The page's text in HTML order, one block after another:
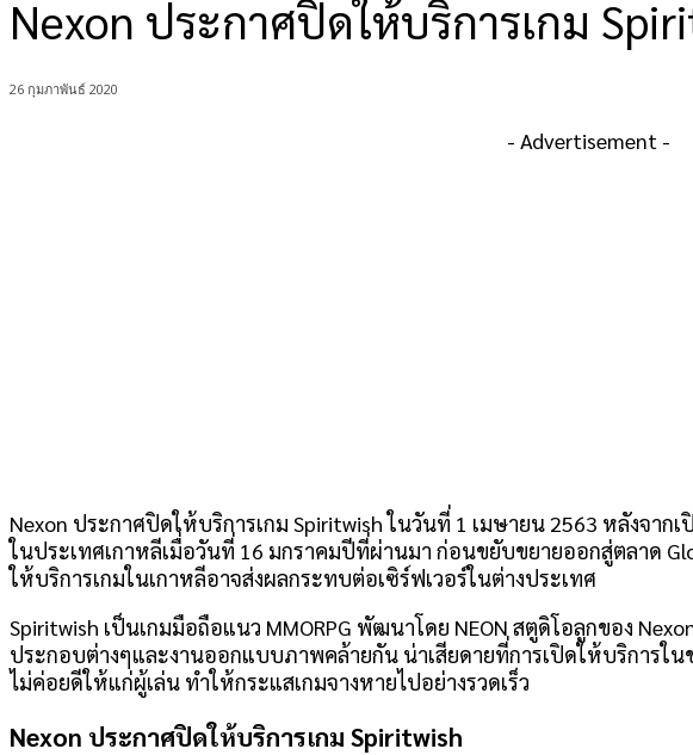
Nexon ประกาศปิดให้บริการเกม
26 กุมภาพันธ์ 2020
- Advertisement -
Nexon ประกาศปิดให้บริการเกม Spiritwish ในวันที่ 1 เมษายน 2563 หลังจาก
ในประเทศเกาหลีเมื่อวันที่ 16 มกราคมปีที่ผ่านมา ก่อนขยับขยายออกสู่ตลาด
ให้บริการเกมในเกาหลีอาจส่งผลกระทบต่อเซิร์ฟเวอร์ในต่างประเทศ
Spiritwish เป็นเกมมือถือแนว MMORPG พัฒนาโดย NEON สตูดิโอลูกของ
ประกอบต่างๆและงานออกแบบภาพคล้ายกัน น่าเสียดายที่การเปิดให้บริการใ
ไม่ค่อยดีให้แก่ผู้เล่น ทำให้กระแสเกมจางหายไปอย่างรวดเร็ว
Nexon ประกาศปิดให้บริการเกม Spiritwish